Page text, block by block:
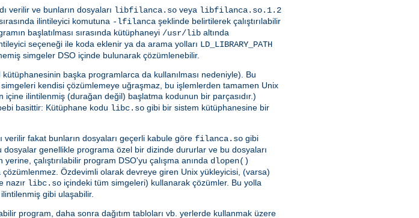
verilir ve bunların dosyaları libfilanca.so veya libfilanca.so.1.2
ilintileyici komutuna -lfilanca şeklinde belirtilerek çalıştırılabilir
başlatılması sırasında kütüphaneyi /usr/lib altında
seçeneği ile koda eklenir ya da arama yolları LD_LIBRARY_PATH
simgeler DSO içinde bulunarak çözümlenebilir.
başka programlarca da kullanılması nedeniyle). Bu
kendisi çözümlemeye uğraşmaz, bu işlemlerden tamamen Unix
içine ilintilenmiş (durağan değil) başlatma kodunun bir parçasıdır.)
basittir: Kütüphane kodu libc.so gibi bir sistem kütüphanesine bir
verilir fakat bunların dosyaları geçerli kabule göre filanca.so gibi
genellikle programa özel bir dizinde dururlar ve bu dosyaları
çalıştırılabilir program DSO'yu çalışma anında dlopen()
Özdevimli olarak devreye giren Unix yükleyicisi, (varsa)
nazır libc.so içindeki tüm simgeleri) kullanarak çözümler. Bu yolla
gibi ulaşabilir.
program, daha sonra dağıtım tabloları vb. yerlerde kullanmak üzere